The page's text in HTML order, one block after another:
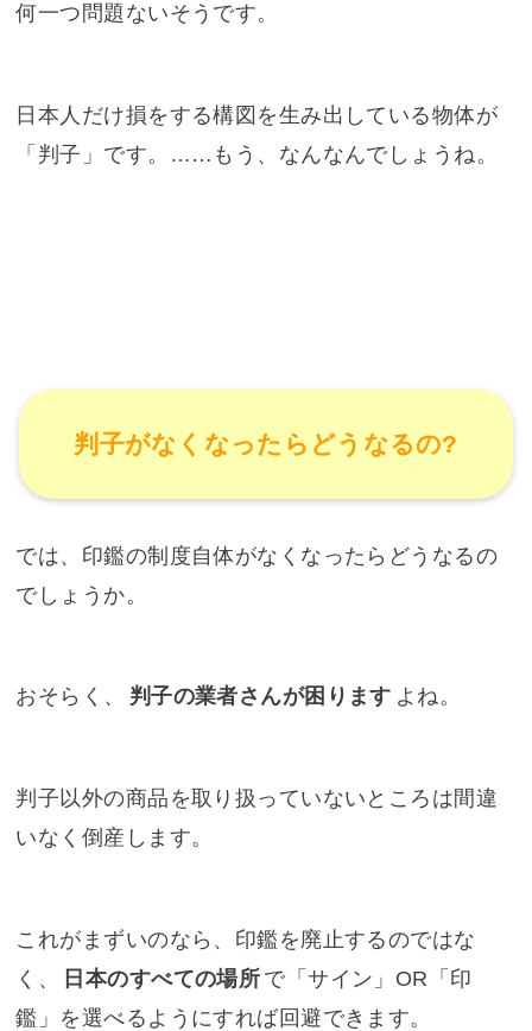
何一つ問題ないそうです。
日本人だけ損をする構図を生み出している物体が
「判子」です。……もう、なんなんでしょうね。
判子がなくなったらどうなるの?
では、印鑑の制度自体がなくなったらどうなるの
でしょうか。
おそらく、 判子の業者さんが困ります よね。
判子以外の商品を取り扱っていないところは間違
いなく倒産します。
これがまずいのなら、印鑑を廃止するのではな
く、
日本のすべての場所 で「サイン」OR「印
鑑」を選べるようにすれば回避できます。